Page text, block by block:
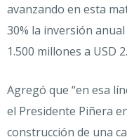
avanzando en esta
30% la inversión
1.500 millones a USD
Agregó que “en esa
el Presidente Piñera
construcción de una